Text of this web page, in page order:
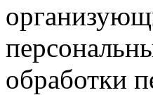
обработки